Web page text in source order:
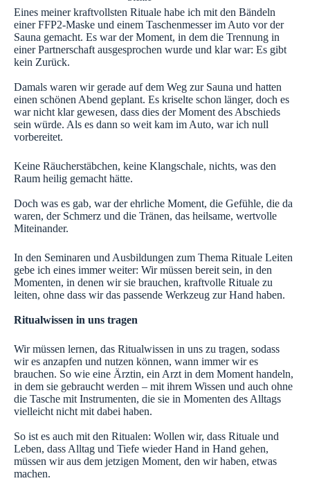
Eines meiner kraftvollsten Rituale habe ich mit den Bändeln
einer FFP2-Maske und einem Taschenmesser im Auto vor der
Sauna gemacht. Es war der Moment, in dem die Trennung in
einer Partnerschaft ausgesprochen wurde und klar war: Es gibt
kein Zurück.
Damals waren wir gerade auf dem Weg zur Sauna und hatten
einen schönen Abend geplant. Es kriselte schon länger, doch es
war nicht klar gewesen, dass dies der Moment des Abschieds
sein würde. Als es dann so weit kam im Auto, war ich null
vorbereitet.
Keine Räucherstäbchen, keine Klangschale, nichts, was den
Raum heilig gemacht hätte.
Doch was es gab, war der ehrliche Moment, die Gefühle, die da
waren, der Schmerz und die Tränen, das heilsame, wertvolle
Miteinander.
In den Seminaren und Ausbildungen zum Thema Rituale Leiten
gebe ich eines immer weiter: Wir müssen bereit sein, in den
Momenten, in denen wir sie brauchen, kraftvolle Rituale zu
leiten, ohne dass wir das passende Werkzeug zur Hand haben.
Ritualwissen in uns tragen
Wir müssen lernen, das Ritualwissen in uns zu tragen, sodass
wir es anzapfen und nutzen können, wann immer wir es
brauchen. So wie eine Ärztin, ein Arzt in dem Moment handeln,
in dem sie gebraucht werden – mit ihrem Wissen und auch ohne
die Tasche mit Instrumenten, die sie in Momenten des Alltags
vielleicht nicht mit dabei haben.
So ist es auch mit den Ritualen: Wollen wir, dass Rituale und
Leben, dass Alltag und Tiefe wieder Hand in Hand gehen,
müssen wir aus dem jetzigen Moment, den wir haben, etwas
machen.